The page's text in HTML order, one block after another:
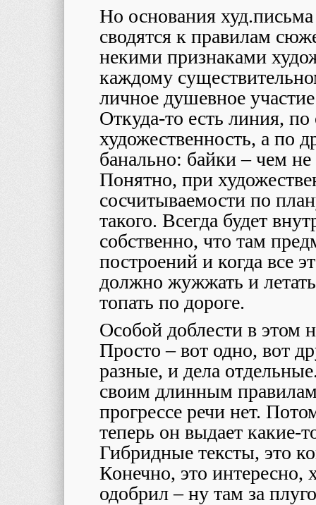
Но основания
сводятся к правилам
некими признаками
каждому
личное душевное
Откуда-то есть линия,
художественность, а по
банально: байки – чем
Понятно, при
сосчитываемости по
такого. Всегда будет
собственно, что там
построений и когда все
должно жужжать и
топать по дороге.
Особой доблести в этом
Просто – вот одно, вот
разные, и дела
своим длинным
прогрессе речи нет.
теперь он выдает какие-
Гибридные тексты, это
Конечно, это интересно,
одобрил – ну там за